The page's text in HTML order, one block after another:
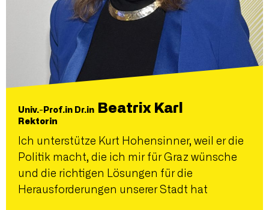
Univ.-Prof.in Dr.in Beatrix Karl
Rektorin
Ich unterstütze Kurt Hohensinner, weil er die
Politik macht, die ich mir für Graz wünsche
und die richtigen Lösungen für die
Herausforderungen unserer Stadt hat